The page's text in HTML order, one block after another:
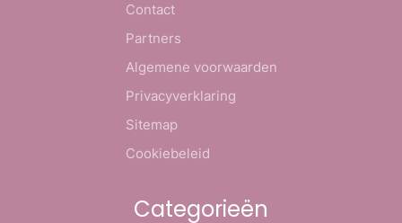
Contact
Partners
Algemene voorwaarden
Privacyverklaring
Sitemap
Cookiebeleid
Categorieën